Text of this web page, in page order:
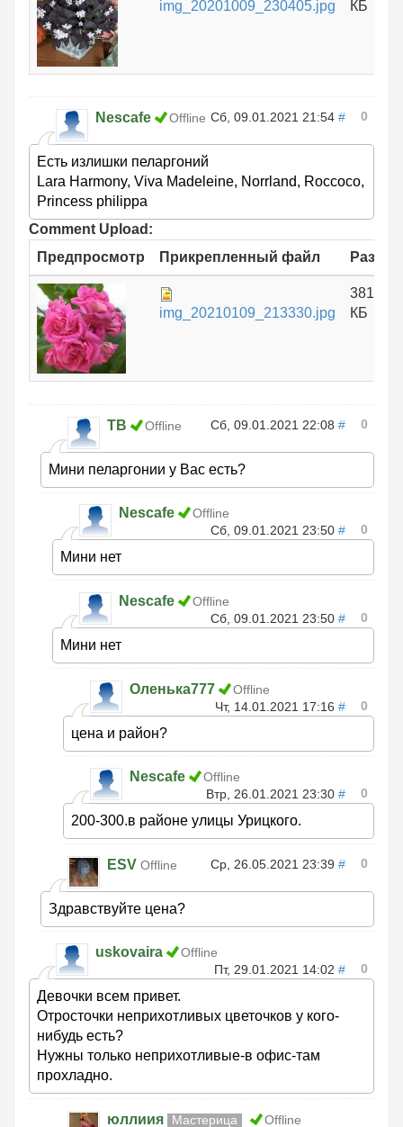
img_20201009_230405.jpg
КБ
Nescafe Offline Сб, 09.01.2021 21:54 # 0
Есть излишки пеларгоний
Lara Harmony, Viva Madeleine, Norrland, Roccoco,
Princess philippa
Comment Upload:
Предпросмотр
Прикрепленный файл Размер
img_20210109_213330.jpg
381.24
КБ
ТВ Offline Сб, 09.01.2021 22:08 # 0
Мини пеларгонии у Вас есть?
Nescafe
Offline
Сб, 09.01.2021 23:50 # 0
Мини нет
Nescafe
Offline
Сб, 09.01.2021 23:50 # 0
Мини нет
Оленька777
Offline
Чт, 14.01.2021 17:16 # 0
цена и район?
Nescafe
Offline
Втр, 26.01.2021 23:30 # 0
200-300.в районе улицы Урицкого.
ESV Offline Ср, 26.05.2021 23:39 # 0
Здравствуйте цена?
uskovaira
Offline
Пт, 29.01.2021 14:02 # 0
Девочки всем привет.
Отросточки неприхотливых цветочков у кого-
нибудь есть?
Нужны только неприхотливые-в офис-там
прохладно.
юллиия Мастерица Offline